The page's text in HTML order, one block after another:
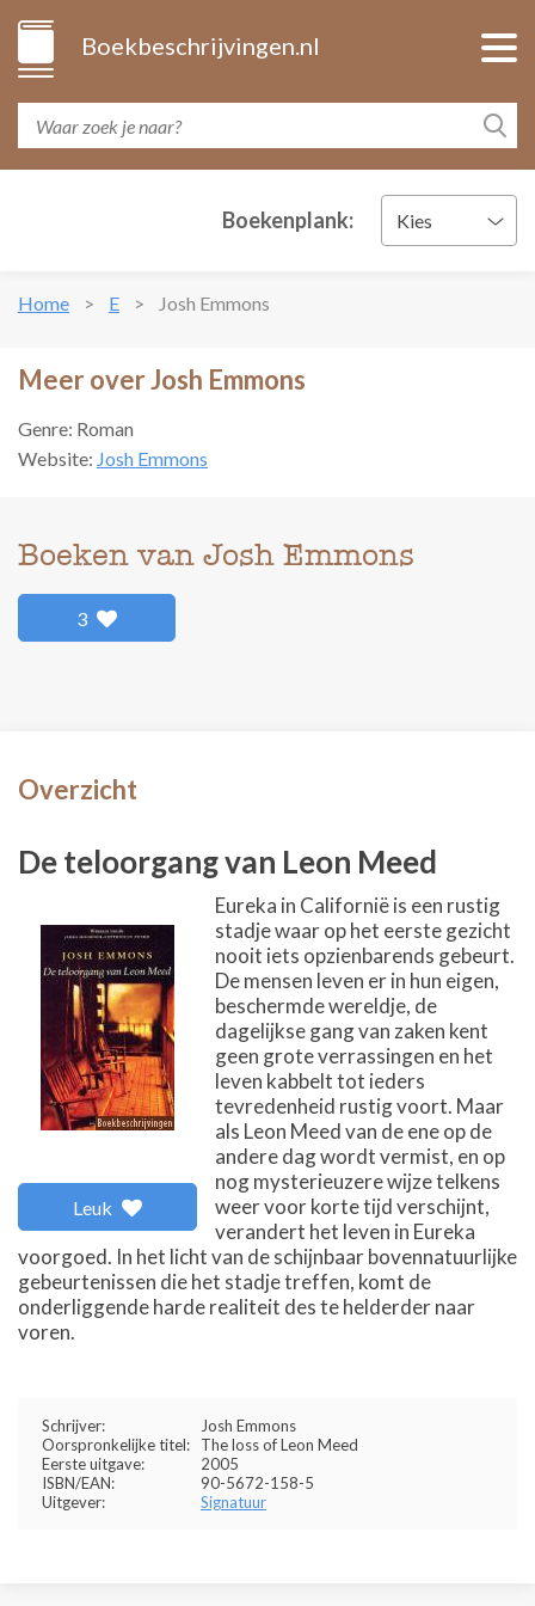
Boekbeschrijvingen.nl
Boekenplank: Kies
Home E Josh Emmons
Meer over Josh Emmons
Genre: Roman
Website: Josh Emmons
Boeken van Josh Emmons
3
Overzicht
De teloorgang van Leon Meed
Leuk
Eureka in Californië is een rustig
stadje waar op het eerste gezicht
nooit iets opzienbarends gebeurt.
De mensen leven er in hun eigen,
beschermde wereldje, de
dagelijkse gang van zaken kent
geen grote verrassingen en het
leven kabbelt tot ieders
tevredenheid rustig voort. Maar
als Leon Meed van de ene op de
andere dag wordt vermist, en op
nog mysterieuzere wijze telkens
weer voor korte tijd verschijnt,
verandert het leven in Eureka
voorgoed. In het licht van de schijnbaar bovennatuurlijke
gebeurtenissen die het stadje treffen, komt de
onderliggende harde realiteit des te helderder naar
voren.
Schrijver:
Josh Emmons
Oorspronkelijke titel:
The loss of Leon Meed
Eerste uitgave:
2005
ISBN/EAN:
90-5672-158-5
Uitgever:
Signatuur